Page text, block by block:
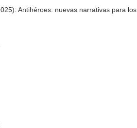
Antihéroes: nuevas narrativas para los